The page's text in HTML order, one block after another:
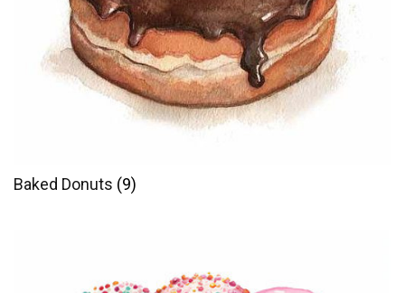
Baked Donuts (9)